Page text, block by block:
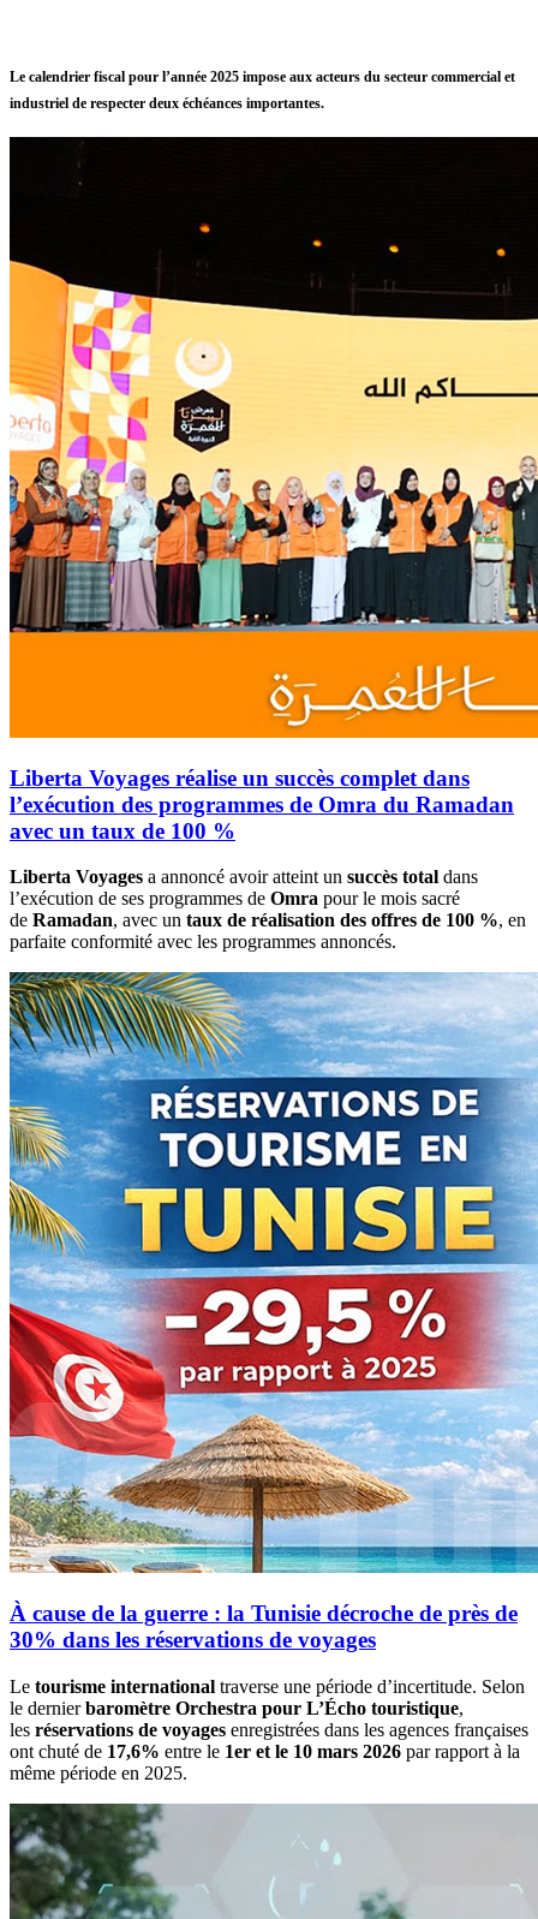
Le calendrier fiscal pour l’année 2025 impose aux acteurs du secteur commercial et
industriel de respecter deux échéances importantes.
Liberta Voyages réalise un succès complet dans
l’exécution des programmes de Omra du Ramadan
avec un taux de 100 %
Liberta Voyages a annoncé avoir atteint un succès total dans
l’exécution de ses programmes de Omra pour le mois sacré
de Ramadan, avec un taux de réalisation des offres de 100 %, en
parfaite conformité avec les programmes annoncés.
À cause de la guerre : la Tunisie décroche de près de
30% dans les réservations de voyages
Le tourisme international traverse une période d’incertitude. Selon
le dernierbaromètre Orchestra pour L’Écho touristique,
les réservations de voyages enregistrées dans les agences françaises
ont chuté de 17,6% entre le 1er et le 10 mars 2026 par rapport à la
même période en 2025.